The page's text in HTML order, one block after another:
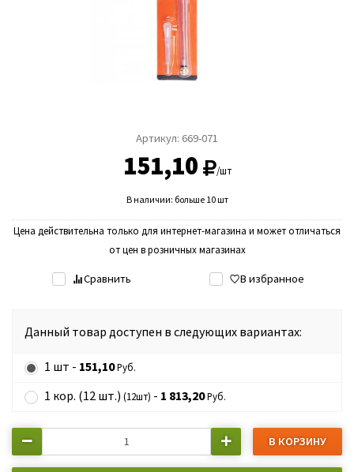
Артикул: 669-071
151,10 /шт
В наличии: больше 10 шт
Цена действительна только для интернет-магазина и может отличаться
от цен в розничных магазинах
Сравнить В избранное
Данный товар доступен в следующих вариантах:
1 шт - 151,10Руб.
1 кор. (12 шт.) (12шт) - 1 813,20Руб.
В КОРЗИНУ